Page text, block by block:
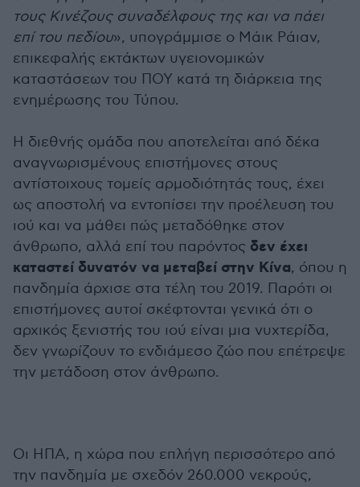
τους Κινέζους συναδέλφους της και να πάει
επί του πεδίου», υπογράμμισε ο Μάικ Ράιαν,
επικεφαλής εκτάκτων υγειονομικών
καταστάσεων του ΠΟΥ κατά τη διάρκεια της
ενημέρωσης του Τύπου.
Η διεθνής ομάδα που αποτελείται από δέκα
αναγνωρισμένους επιστήμονες στους
αντίστοιχους τομείς αρμοδιότητάς τους, έχει
ως αποστολή να εντοπίσει την προέλευση του
ιού και να μάθει πώς μεταδόθηκε στον
άνθρωπο, αλλά επί του παρόντος δεν έχει
καταστεί δυνατόν να μεταβεί στην Κίνα, όπου η
πανδημία άρχισε στα τέλη του 2019. Παρότι οι
επιστήμονες αυτοί σκέφτονται γενικά ότι ο
αρχικός ξενιστής του ιού είναι μια νυχτερίδα,
δεν γνωρίζουν το ενδιάμεσο ζώο που επέτρεψε
την μετάδοση στον άνθρωπο.
Οι ΗΠΑ, η χώρα που επλήγη περισσότερο από
την πανδημία με σχεδόν 260.000 νεκρούς,